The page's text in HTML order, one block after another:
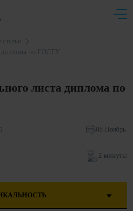
диплома по ГОСТУ
листа диплома по
08 Ноябрь
2 минуты